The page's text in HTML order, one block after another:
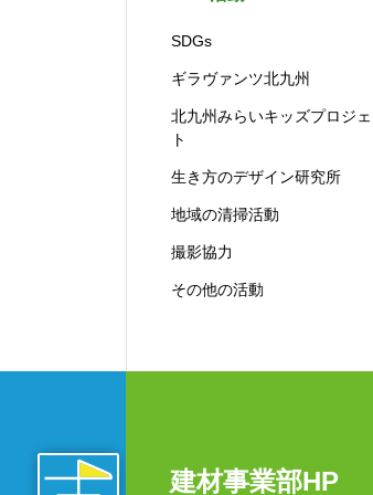
SDGs
ギラヴァンツ北九州
北九州みらいキッズプロジ
ト
生き方のデザイン研究所
地域の清掃活動
撮影協力
その他の活動
建材事業部HP